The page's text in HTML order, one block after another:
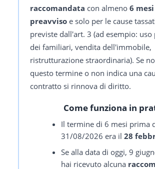
raccomandata con almeno 6
preavviso e solo per le cause
previste dall'art. 3 (ad esempio: uso
dei familiari, vendita dell'immobile,
ristrutturazione straordinaria). Se
questo termine o non indica una
contratto si rinnova di diritto.
Come funziona in
Il termine di 6 mesi prima
31/08/2026 era il28
Se alla data di oggi, 9
hai ricevuto alcuna